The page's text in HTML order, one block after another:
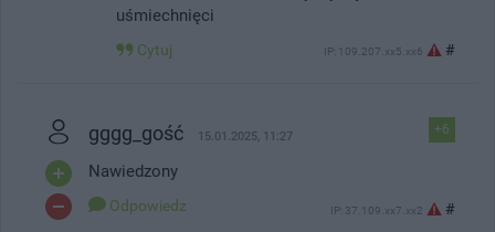
uśmiechnięci
Cytuj IP: 109.207.xx5.xx6 #
+6
gggg_gość 15.01.2025, 11:27
Nawiedzony
Odpowiedz IP: 37.109.xx7.xx2 #